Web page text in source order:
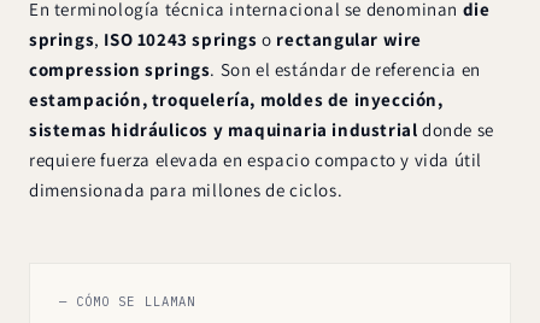
En terminología técnica internacional se denominan die
springs, ISO 10243 springs o rectangular wire
compression springs. Son el estándar de referencia en
estampación, troquelería, moldes de inyección,
sistemas hidráulicos y maquinaria industrial donde se
requiere fuerza elevada en espacio compacto y vida útil
dimensionada para millones de ciclos.
— CÓMO SE LLAMAN